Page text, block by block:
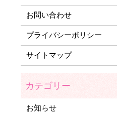
お問い合わせ
プライバシーポリシー
サイトマップ
お知らせ